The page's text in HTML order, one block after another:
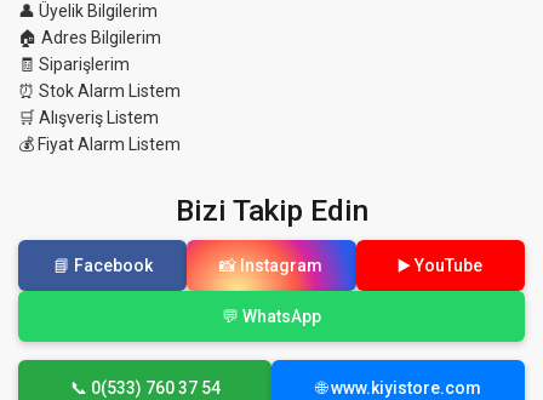
👤 Üyelik Bilgilerim
🏠 Adres Bilgilerim
🧾 Siparişlerim
⏰ Stok Alarm Listem
🛒 Alışveriş Listem
💰 Fiyat Alarm Listem
Bizi Takip Edin
📘 Facebook 📸 Instagram ▶️ YouTube
💬 WhatsApp
📞 0(533) 760 37 54 🌐 www.kiyistore.com